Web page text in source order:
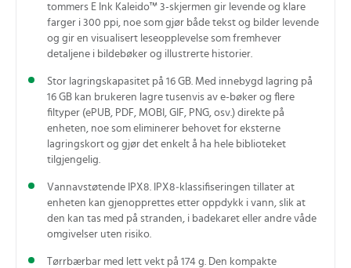
tommers E Ink Kaleido™ 3-skjermen gir levende og klare
farger i 300 ppi, noe som gjør både tekst og bilder levende
og gir en visualisert leseopplevelse som fremhever
detaljene i bildebøker og illustrerte historier.
Stor lagringskapasitet på 16 GB. Med innebygd lagring på
16 GB kan brukeren lagre tusenvis av e-bøker og flere
filtyper (ePUB, PDF, MOBI, GIF, PNG, osv.) direkte på
enheten, noe som eliminerer behovet for eksterne
lagringskort og gjør det enkelt å ha hele biblioteket
tilgjengelig.
Vannavstøtende IPX8. IPX8‑klassifiseringen tillater at
enheten kan gjenopprettes etter oppdykk i vann, slik at
den kan tas med på stranden, i badekaret eller andre våde
omgivelser uten risiko.
Tørrbærbar med lett vekt på 174 g. Den kompakte